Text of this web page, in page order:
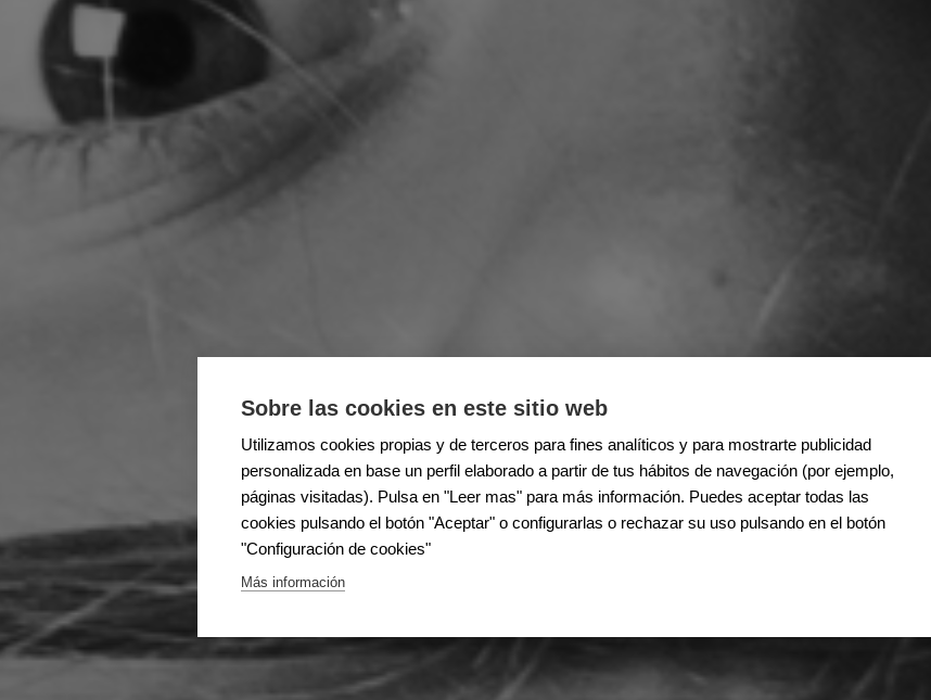
Sobre las cookies en este sitio web
Utilizamos cookies propias y de terceros para fines analíticos y para mostrarte publicidad
personalizada en base un perfil elaborado a partir de tus hábitos de navegación (por ejemplo,
páginas visitadas). Pulsa en "Leer mas" para más información. Puedes aceptar todas las
cookies pulsando el botón "Aceptar" o configurarlas o rechazar su uso pulsando en el botón
"Configuración de cookies"
Más información